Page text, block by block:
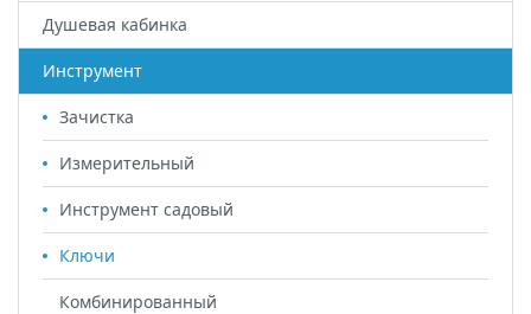
Душевая кабинка
Инструмент
Зачистка
Измерительный
Инструмент садовый
Ключи
Комбинированный